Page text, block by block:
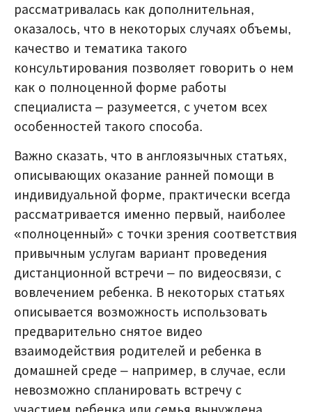
рассматривалась как дополнительная,
оказалось, что в некоторых случаях объемы,
качество и тематика такого
консультирования позволяет говорить о нем
как о полноценной форме работы
специалиста – разумеется, с учетом всех
особенностей такого способа.
Важно сказать, что в англоязычных статьях,
описывающих оказание ранней помощи в
индивидуальной форме, практически всегда
рассматривается именно первый, наиболее
«полноценный» с точки зрения соответствия
привычным услугам вариант проведения
дистанционной встречи – по видеосвязи, с
вовлечением ребенка. В некоторых статьях
описывается возможность использовать
предварительно снятое видео
взаимодействия родителей и ребенка в
домашней среде – например, в случае, если
невозможно спланировать встречу с